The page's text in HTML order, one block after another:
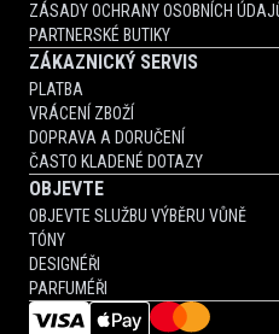
ZÁSADY OCHRANY OSOBNÍCH
PARTNERSKÉ BUTIKY
ZÁKAZNICKÝ SERVIS
PLATBA
VRÁCENÍ ZBOŽÍ
DOPRAVA A DORUČENÍ
ČASTO KLADENÉ DOTAZY
OBJEVTE
OBJEVTE SLUŽBU VÝBĚRU VŮNĚ
TÓNY
DESIGNÉŘI
PARFUMÉŘI